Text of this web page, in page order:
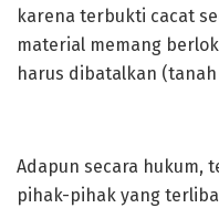
karena terbukti cacat
material memang
harus dibatalkan
Adapun secara hukum,
pihak-pihak yang